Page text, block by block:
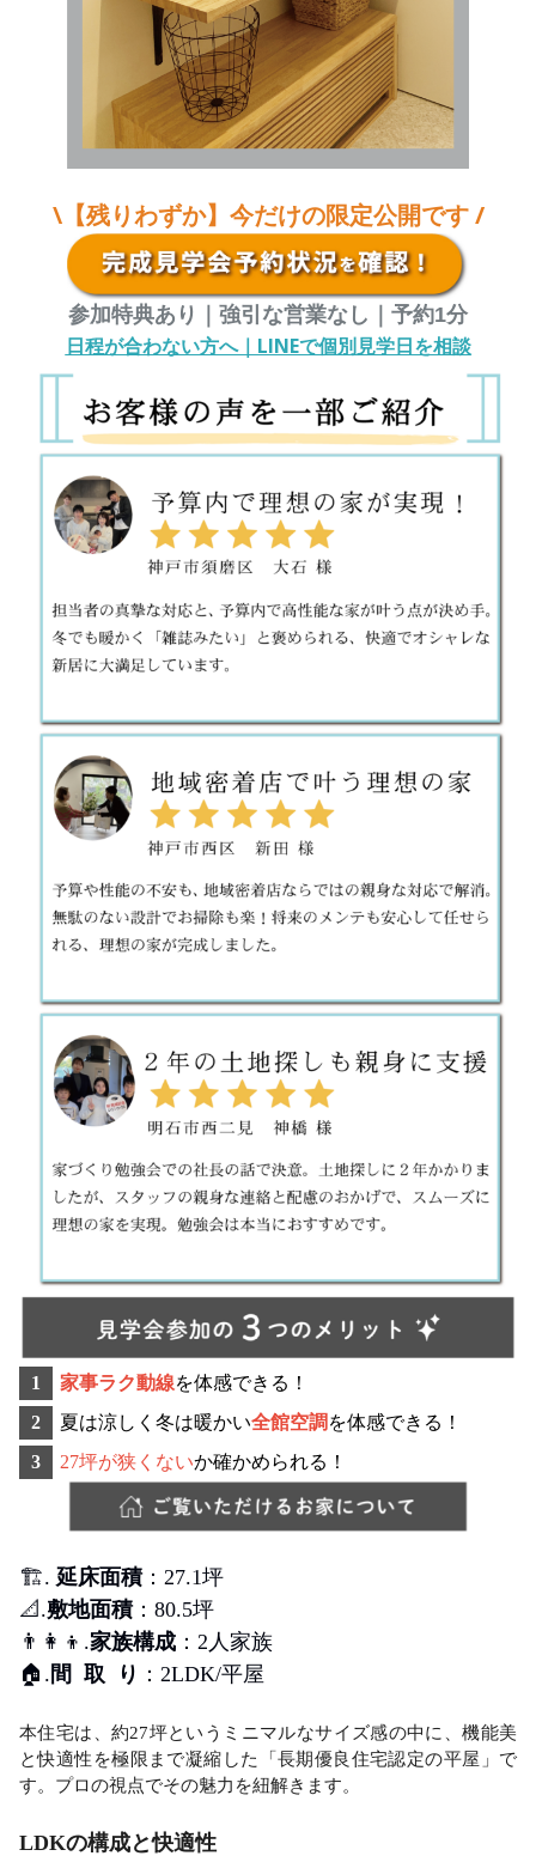
\【残りわずか】今だけの限定公開です /
参加特典あり｜強引な営業なし｜予約1分
日程が合わない方へ｜LINEで個別見学日を相談
1 家事ラク動線を体感できる！
2
夏は涼しく冬は暖かい全館空調 を体感できる！
3
27坪が狭くないか確かめられる！
🏗. 延床面積：27.1坪
📐.敷地面積：80.5坪
👨‍👩‍👦.家族構成 ：2人家族
🏠. 間 取 り ：2LDK/平屋
本住宅は、約27坪というミニマルなサイズ感の中に、機能美
と快適性を極限まで凝縮した「長期優良住宅認定の平屋」で
す。プロの視点でその魅力を紐解きます。
LDKの構成と快適性